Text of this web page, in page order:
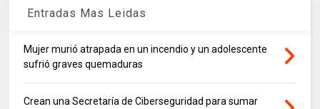
Entradas Mas Leidas
Mujer murió atrapada en un incendio y un adolescente
sufrió graves quemaduras
Crean una Secretaría de Ciberseguridad para sumar